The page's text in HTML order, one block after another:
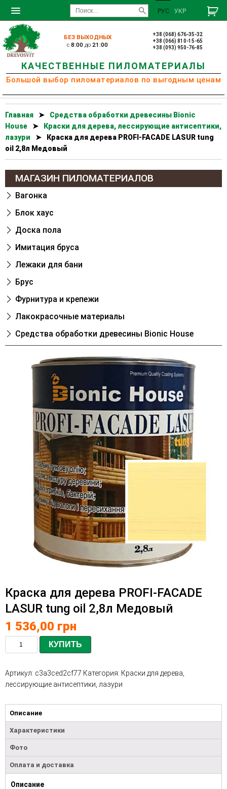
РУС УКР
БЕЗ ВЫХОДНЫХ
c8:00 до21:00
+38 (068) 676-35-32
+38 (066) 810-15-65
+38 (093) 950-76-85
КАЧЕСТВЕННЫЕ ПИЛОМАТЕРИАЛЫ
Большой выбор пиломатериалов по выгодным ценам
Главная ➤
Cредства обработки древесины Bionic
House
➤
Краски для дерева, лессирующие антисептики,
лазури
➤
Краска для дерева PROFI-FACADE LASUR tung
oil 2,8л Медовый
МАГАЗИН ПИЛОМАТЕРИАЛОВ
Вагонка
Блок хаус
Доска пола
Имитация бруса
Лежаки для бани
Брус
Фурнитура и крепежи
Лакокрасочные материалы
Cредства обработки древесины Bionic House
Краска для дерева PROFI-FACADE
LASUR tung oil 2,8л Медовый
1 536,00 грн
КУПИТЬ
Артикул: c3a3ced2cf77 Категория: Краски для дерева,
лессирующие антисептики, лазури
Описание
Характеристики
Фото
Оплата и доставка
Описание